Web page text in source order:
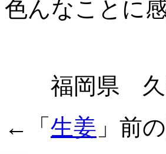
色んなことに
福岡県 久
←「 生姜 」前